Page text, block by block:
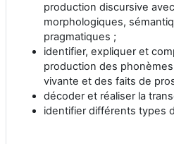
production discursive
morphologiques,
pragmatiques ;
identifier, expliquer et
production des
vivante et des faits de
décoder et réaliser la
identifier différents types